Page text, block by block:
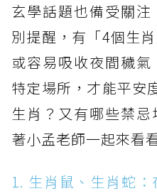
玄學話題也備受關
別提醒，有「4個生
或容易吸收夜間穢
特定場所，才能平安
生肖？又有哪些禁
著小孟老師一起來看
1. 生肖鼠、生肖蛇